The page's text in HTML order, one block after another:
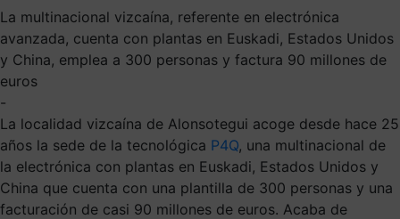
La multinacional vizcaína, referente en electrónica
avanzada, cuenta con plantas en Euskadi, Estados Unidos
y China, emplea a 300 personas y factura 90 millones de
euros
-
La localidad vizcaína de Alonsotegui acoge desde hace 25
años la sede de la tecnológica P4Q, una multinacional de
la electrónica con plantas en Euskadi, Estados Unidos y
China que cuenta con una plantilla de 300 personas y una
facturación de casi 90 millones de euros. Acaba de